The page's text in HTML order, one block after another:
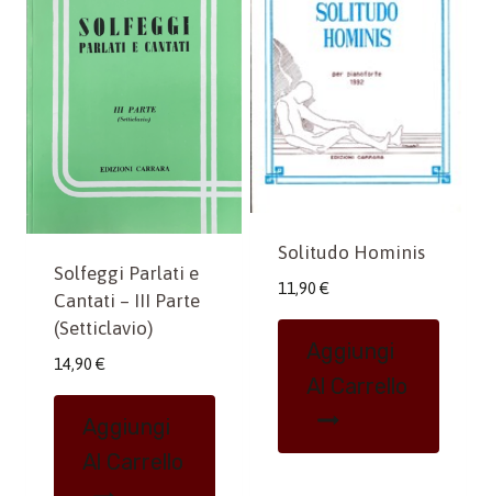
Solfeggi Parlati e
Cantati – III Parte
(Setticlavio)
14,90 €
Aggiungi
Al Carrello
Solitudo Hominis
11,90 €
Aggiungi
Al Carrello